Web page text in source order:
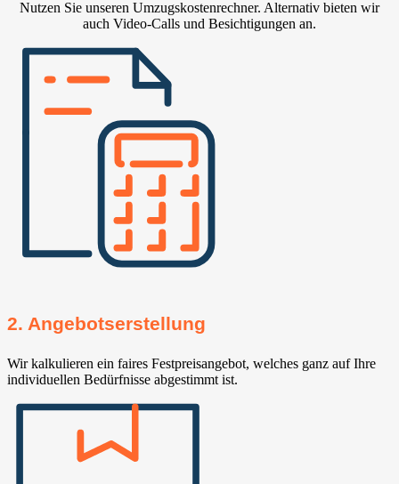
Nutzen Sie unseren Umzugskostenrechner. Alternativ bieten wir
auch Video-Calls und Besichtigungen an.
2. Angebotserstellung
Wir kalkulieren ein faires Festpreisangebot, welches ganz auf Ihre
individuellen Bedürfnisse abgestimmt ist.